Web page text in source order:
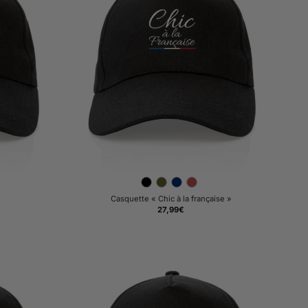
Casquette « Chic à la française »
27,99€